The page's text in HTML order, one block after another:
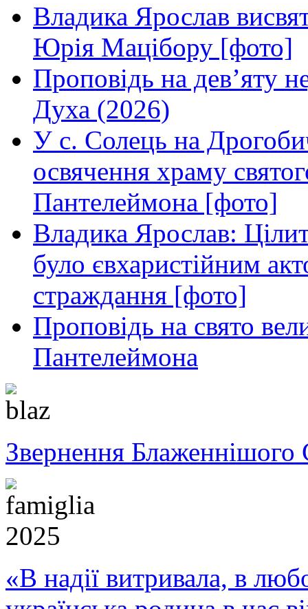
Владика Ярослав
Юрія Мацібору [фото]
Проповідь на дев’яту
Духа (2026)
У с. Солець на
освячення храму
Пантелеймона [фото]
Владика Ярослав:
було євхаристійним
страждання [фото]
Проповідь на свято
Пантелеймона
Звернення Блаженнішого
«В надії витривала, в